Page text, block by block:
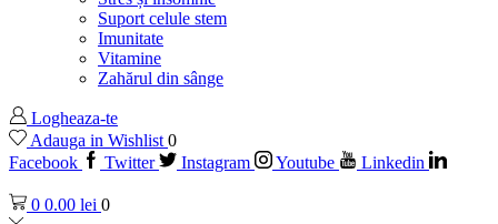
Suport celule stem
Imunitate
Vitamine
Zahărul din sânge
Logheaza-te
Adauga in Wishlist 0
Facebook
Twitter Instagram Youtube Linkedin
0 0.00 lei 0